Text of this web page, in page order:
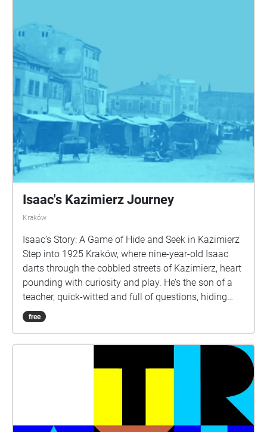
odwiedzenia kopca Krakusa i wzgórza Lasoty, gdzie
pielęgnowane są zwyczaje związane z Rękawką.
Chcąc przywołać ulotną atmosferę wydarzeń
prezentujemy nagrania, które powstały podczas
badań etnograficznych. Za sprawą dźwięków w
dowolnej chwili możecie wyobrazić sobie, jak wokół
Was ożywa dziedzictwo miejsca. Kierownik projektu:
Andrzej Szoka Koncepcja spaceru: Monika Widzicka
Współpraca: Marcin Barski Spacer powstał w
ramach projektu „Pochód Lajkonika - niematerialne
dziedzictwo kulturowe w przestrzeni Krakowa”.
Dziedzictwa Narodowego pochodzących z Funduszu
Isaac's Kazimierz Journey
Kraków
Isaac’s Story: A Game of Hide and Seek in Kazimierz
Step into 1925 Kraków, where nine-year-old Isaac
darts through the cobbled streets of Kazimierz, heart
pounding with curiosity and play. He’s the son of a
teacher, quick-witted and full of questions, hiding
behind stone corners, slipping past market stalls,
and whispering secrets of the neighbourhood’s past.
comes. Step into 1920s Kraków through the eyes of
quick feet, and a love for hiding places. As you follow
his secret route through the alleys and courtyards of
Kazimierz, he invites you to hear the sounds he
free